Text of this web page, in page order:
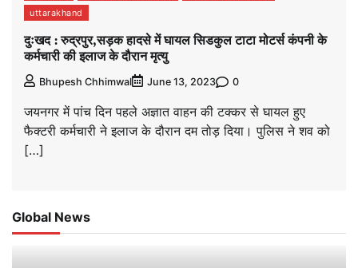
uttarakhand
दुःखद : रुद्रपुर,सड़क हादसे में घायल सिडकुल टाटा मोटर्स कंपनी के
कर्मचारी की इलाज के दौरान मृत्यु
Bhupesh Chhimwal June 13, 2023 0
जयनगर में पांच दिन पहले अज्ञात वाहन की टक्कर से घायल हुए
फैक्टरी कर्मचारी ने इलाज के दौरान दम तोड़ दिया। पुलिस ने शव को
[…]
Global News